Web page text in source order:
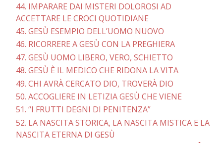
44. IMPARARE DAI MISTERI DOLOROSI AD
ACCETTARE LE CROCI QUOTIDIANE
45. GESÙ ESEMPIO DELL’UOMO NUOVO
46. RICORRERE A GESÙ CON LA PREGHIERA
47. GESÙ UOMO LIBERO, VERO, SCHIETTO
48. GESÙ È IL MEDICO CHE RIDONA LA VITA
49. CHI AVRÀ CERCATO DIO, TROVERÀ DIO
50. ACCOGLIERE IN LETIZIA GESÙ CHE VIENE
51. “I FRUTTI DEGNI DI PENITENZA”
52. LA NASCITA STORICA, LA NASCITA MISTICA E LA
NASCITA ETERNA DI GESÙ